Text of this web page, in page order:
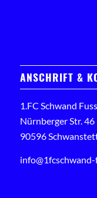
ANSCHRIFT &
1.FC Schwand
Nürnberger Str. 46
90596